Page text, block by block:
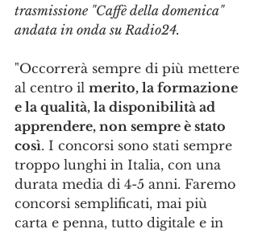
trasmissione "Caffè della domenica"
andata in onda su Radio24.
"Occorrerà sempre di più mettere
al centro il merito, la formazione
e la qualità, la disponibilità ad
apprendere, non sempre è stato
così. I concorsi sono stati sempre
troppo lunghi in Italia, con una
durata media di 4-5 anni. Faremo
concorsi semplificati, mai più
carta e penna, tutto digitale e in